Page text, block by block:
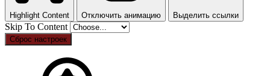
Highlight Content Отключить анимацию Выделить ссылки
Skip To Content
Сброс настроек